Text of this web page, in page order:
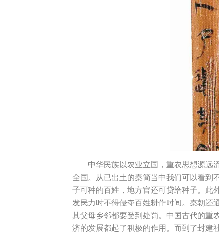
中华民族以农业立国，重农思想源远
全国。从已出土的秦简当中我们可以看到
子可种的百姓，地方官还可贷给种子。此
发民力时不得侵夺百姓耕作时间。秦朝还
其父母乡邻都要受到处罚。中国古代的重
济的发展都起了积极的作用。而到了封建